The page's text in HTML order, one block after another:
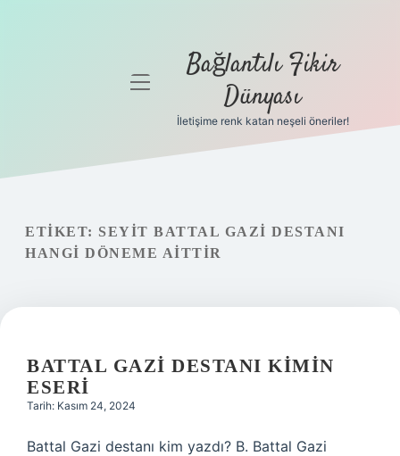
Gizlilik
Yasal Uyarı
menüyü
Bağlantılı Fikir
Dünyası
İletişime renk katan neşeli öneriler!
ETIKET: SEYIT BATTAL GAZI DESTANI
HANGI DÖNEME AITTIR
BATTAL GAZI DESTANI KIMIN
ESERI
Tarih: Kasım 24, 2024
Battal Gazi destanı kim yazdı? B. Battal Gazi